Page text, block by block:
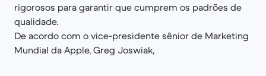
rigorosos para garantir que cumprem os padrões de
qualidade.
De acordo com o vice-presidente sênior de Marketing
Mundial da Apple, Greg Joswiak,